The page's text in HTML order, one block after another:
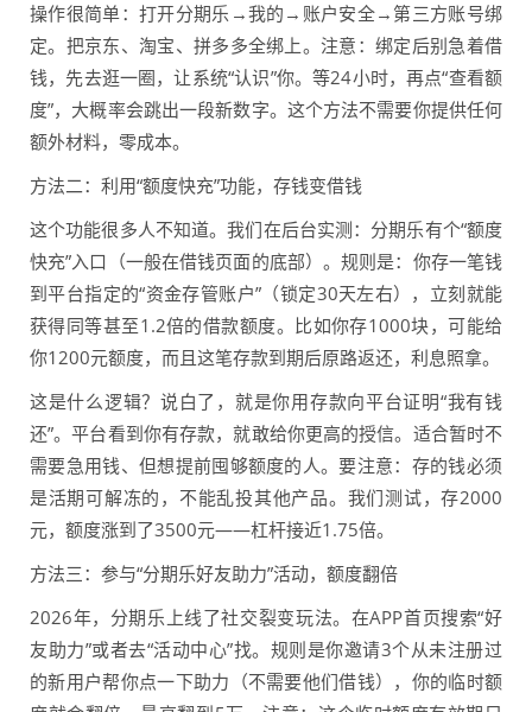
操作很简单：打开分期乐→我的→账户安全→第三方账号绑
定。把京东、淘宝、拼多多全绑上。注意：绑定后别急着借
钱，先去逛一圈，让系统“认识”你。等24小时，再点“查看额
度”，大概率会跳出一段新数字。这个方法不需要你提供任何
额外材料，零成本。
方法二：利用“额度快充”功能，存钱变借钱
这个功能很多人不知道。我们在后台实测：分期乐有个“额度
快充”入口（一般在借钱页面的底部）。规则是：你存一笔钱
到平台指定的“资金存管账户”（锁定30天左右），立刻就能
获得同等甚至1.2倍的借款额度。比如你存1000块，可能给
你1200元额度，而且这笔存款到期后原路返还，利息照拿。
这是什么逻辑？说白了，就是你用存款向平台证明“我有钱
还”。平台看到你有存款，就敢给你更高的授信。适合暂时不
需要急用钱、但想提前囤够额度的人。要注意：存的钱必须
是活期可解冻的，不能乱投其他产品。我们测试，存2000
元，额度涨到了3500元——杠杆接近1.75倍。
方法三：参与“分期乐好友助力”活动，额度翻倍
2026年，分期乐上线了社交裂变玩法。在APP首页搜索“好
友助力”或者去“活动中心”找。规则是你邀请3个从未注册过
的新用户帮你点一下助力（不需要他们借钱），你的临时额